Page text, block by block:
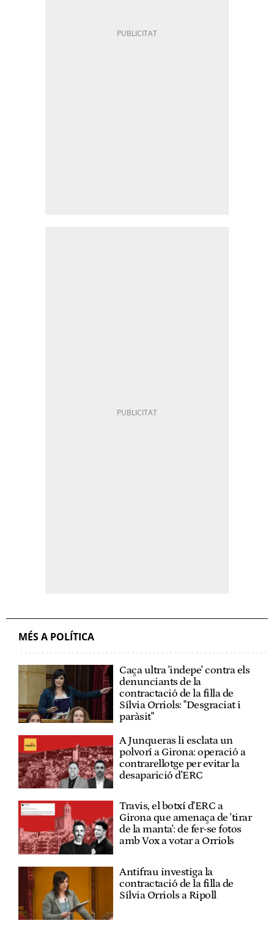
MÉS A POLÍTICA
Caça ultra 'indepe' contra els
denunciants de la
contractació de la filla de
Sílvia Orriols: "Desgraciat i
paràsit"
A Junqueras li esclata un
polvorí a Girona: operació a
contrarellotge per evitar la
desaparició d'ERC
Travis, el botxí d'ERC a
Girona que amenaça de 'tirar
de la manta': de fer-se fotos
amb Vox a votar a Orriols
Antifrau investiga la
contractació de la filla de
Sílvia Orriols a Ripoll